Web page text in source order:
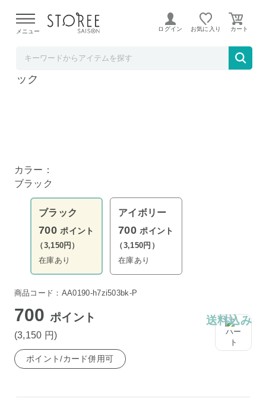
よる配送遅延が発生しております。
メニュー ログイン お気に入り
ヴィンテージ調 スリム傘立て 奥行10cm ブラ
ック
カラー：
ブラック
ブラック
700 ポイント
（3,150円）
在庫あり
アイボリー
700 ポイント
（3,150円）
在庫あり
商品コード：AA0190-h7zi503bk-P
700ポイント
(3,150 円)
送料込み
ポイント/カード併用可